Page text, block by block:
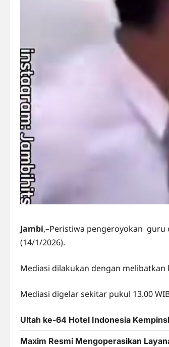
Jambi,–Peristiwa pengeroyokan guru
(14/1/2026).
Mediasi dilakukan dengan
Mediasi digelar sekitar pukul 13.00
Ultah ke-64 Hotel Indonesia
Maxim Resmi Mengoperasikan